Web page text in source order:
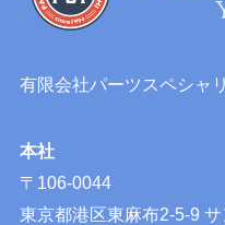
有限会社パーツスペシャ
本社
〒106-0044
東京都港区東麻布2-5-9